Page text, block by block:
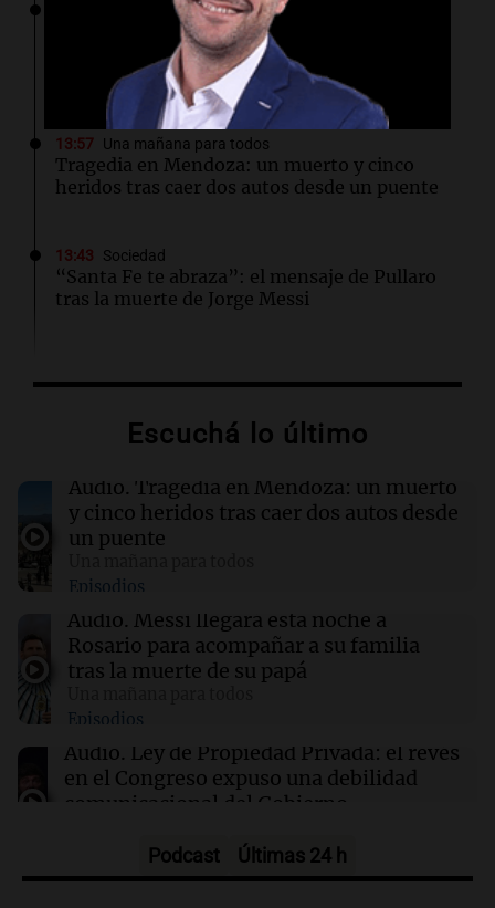
Una mañana para todos
A sus 25 años, Mateo lucha contra el tiempo:
necesita un trasplante para poder seguir
viviendo
13:57 Una mañana para todos
Tragedia en Mendoza: un muerto y cinco
heridos tras caer dos autos desde un puente
13:43 Sociedad
“Santa Fe te abraza”: el mensaje de Pullaro
tras la muerte de Jorge Messi
Messi llegará esta noche a Rosario para
Sociedad
“Jorge hizo todo bien”: el mensaje de Chiqui
Tapia tras la muerte del padre de Messi
13:18 Una mañana para todos
Ley de Propiedad Privada: el revés en el
Congreso expuso una debilidad
comunicacional del Gobierno
13:18 Una mañana para todos
Matías Pourrain sigue detenido: "Tres
hombres se lo llevaron para hacerle preguntas
Escuchá lo último
Audio. Tragedia en Mendoza: un muerto
y cinco heridos tras caer dos autos desde
un puente
Episodios
Audio. Messi llegará esta noche a
Rosario para acompañar a su familia
tras la muerte de su papá
Episodios
Audio. Ley de Propiedad Privada: el revés
en el Congreso expuso una debilidad
comunicacional del Gobierno
Audio.Casabindo se prepara para una
Podcast Últimas 24 h